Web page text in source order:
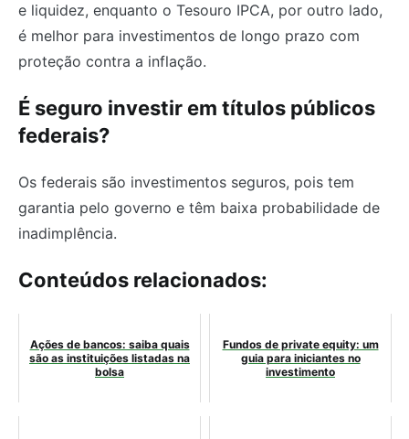
e liquidez, enquanto o Tesouro IPCA, por outro lado,
é melhor para investimentos de longo prazo com
proteção contra a inflação.
É seguro investir em títulos públicos
federais?
Os federais são investimentos seguros, pois tem
garantia pelo governo e têm baixa probabilidade de
inadimplência.
Conteúdos relacionados:
Ações de bancos: saiba quais
são as instituições listadas na
bolsa
Fundos de private equity: um
guia para iniciantes no
investimento